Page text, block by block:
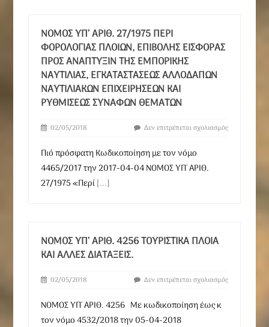
ΝΟΜΟΣ ΥΠ’ ΑΡΙΘ. 27/1975 ΠΕΡΊ
ΦΟΡΟΛΟΓΊΑΣ ΠΛΟΊΩΝ, ΕΠΙΒΟΛΉΣ ΕΙΣΦΟΡΆΣ
ΠΡΟΣ ΑΝΆΠΤΥΞΙΝ ΤΗΣ ΕΜΠΟΡΙΚΉΣ
ΝΑΥΤΙΛΊΑΣ, ΕΓΚΑΤΑΣΤΆΣΕΩΣ ΑΛΛΟΔΑΠΏΝ
ΝΑΥΤΙΛΙΑΚΏΝ ΕΠΙΧΕΙΡΉΣΕΩΝ ΚΑΙ
ΡΥΘΜΊΣΕΩΣ ΣΥΝΑΦΏΝ ΘΕΜΆΤΩΝ
02/05/2018 Δεν επιτρέπεται σχολιασμός
Πιό πρόσφατη Κωδικοποίηση με τον νόμο
4465/2017 την 2017-04-04 ΝΟΜΟΣ ΥΠ' ΑΡΙΘ.
27/1975 «Περί[...]
ΝΟΜΟΣ ΥΠ’ ΑΡΙΘ. 4256 ΤΟΥΡΙΣΤΙΚΆ ΠΛΟΊΑ
ΚΑΙ ΆΛΛΕΣ ΔΙΑΤΆΞΕΙΣ.
02/05/2018 Δεν επιτρέπεται σχολιασμός
ΝΟΜΟΣ ΥΠ' ΑΡΙΘ. 4256 Με κωδικοποίηση έως κ
τον νόμο 4532/2018 την 05-04-2018